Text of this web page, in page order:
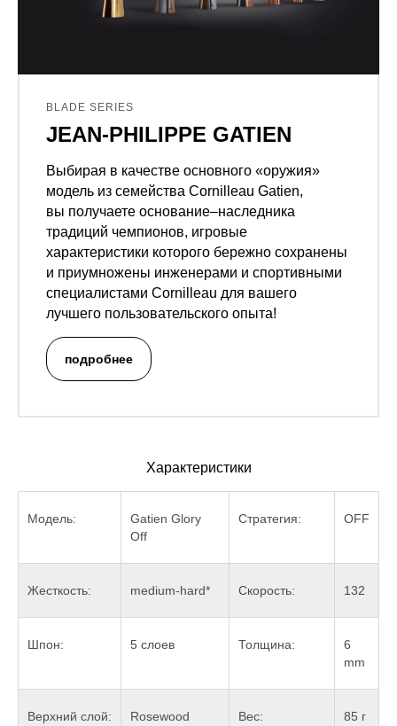
BLADE SERIES
JEAN-PHILIPPE GATIEN
Выбирая в качестве основного «оружия»
модель из семейства Cornilleau Gatien,
вы получаете основание–наследника
традиций чемпионов, игровые
характеристики которого бережно сохранены
и приумножены инженерами и спортивными
специалистами Cornilleau для вашего
лучшего пользовательского опыта!
подробнее
Характеристики
Модель:
Gatien Glory
Off
Стратегия: OFF
Жесткость: medium-hard* Скорость: 132
Шпон: 5 слоев Толщина:
6
mm
Верхний слой: Rosewood Вес: 85 г